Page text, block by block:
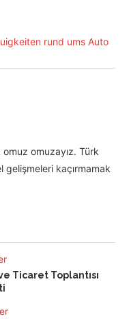
omuzayız. Türk
kaçırmamak
Ticaret Toplantısı